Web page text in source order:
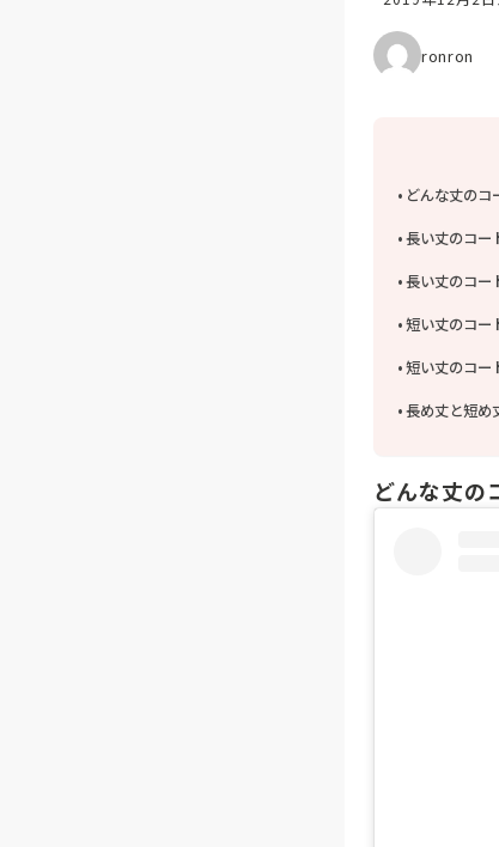
ronron
どんな丈のコ
長い丈のコー
長い丈のコ
短い丈のコー
短い丈のコ
長め丈と短め
どんな丈の